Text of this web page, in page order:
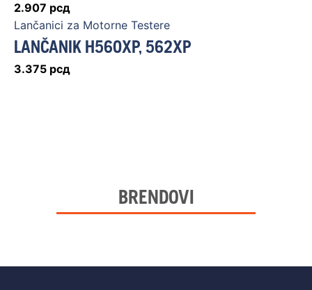
2.907 рсд
Lančanici za Motorne Testere
LANČANIK H560XP, 562XP
3.375 рсд
BRENDOVI